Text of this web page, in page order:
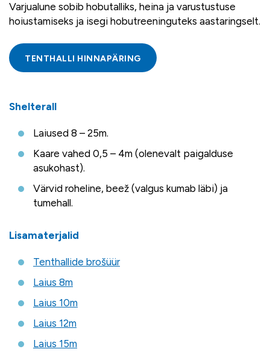
Varjualune sobib hobutalliks, heina ja varustustuse
hoiustamiseks ja isegi hobutreeninguteks aastaringselt.
TENTHALLI HINNAPÄRING
Shelterall
Laiused 8 – 25m.
Kaare vahed 0,5 – 4m (olenevalt paigalduse
asukohast).
Värvid roheline, beež (valgus kumab läbi) ja
tumehall.
Lisamaterjalid
Tenthallide brošüür
Laius 8m
Laius 10m
Laius 12m
Laius 15m